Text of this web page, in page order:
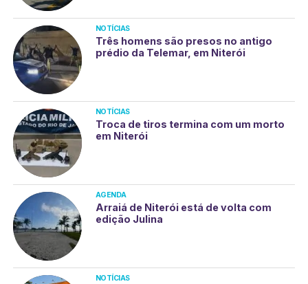
NOTÍCIAS
Três homens são presos no antigo
prédio da Telemar, em Niterói
NOTÍCIAS
Troca de tiros termina com um morto
em Niterói
AGENDA
Arraiá de Niterói está de volta com
edição Julina
NOTÍCIAS